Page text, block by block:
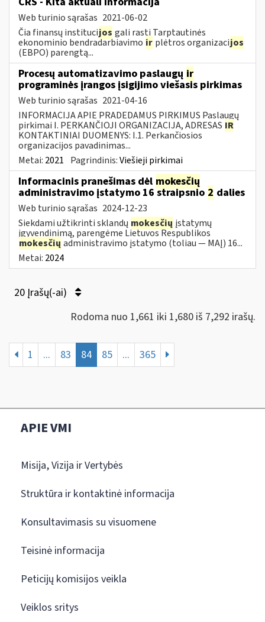
Web turinio sąrašas 2021-06-02
Čia finansų institucijos gali rasti Tarptautinės
ekonominio bendradarbiavimo ir plėtros organizacijos
(EBPO) parengtą...
Procesų automatizavimo paslaugų ir
programinės įrangos įsigijimo viešasis pirkimas
Web turinio sąrašas 2021-04-16
INFORMACIJA APIE PRADEDAMUS PIRKIMUS Paslaugų
pirkimai I. PERKANČIOJI ORGANIZACIJA, ADRESAS IR
KONTAKTINIAI DUOMENYS: I.1. Perkančiosios
organizacijos pavadinimas...
Metai: 2021 Pagrindinis:Viešieji pirkimai
Informacinis pranešimas dėl mokesčių
administravimo įstatymo 16 straipsnio 2 dalies
Web turinio sąrašas 2024-12-23
Siekdami užtikrinti sklandų mokesčių įstatymų
įgyvendinimą, parengėme Lietuvos Respublikos
mokesčių administravimo įstatymo (toliau — MAĮ) 16...
Metai: 2024
20 Įrašų(-ai)
Rodoma nuo 1,661 iki 1,680 iš 7,292 irašų.
1 ... 83 84 85 ... 365
APIE VMI
Misija, Vizija ir Vertybės
Struktūra ir kontaktinė informacija
Konsultavimasis su visuomene
Teisinė informacija
Peticijų komisijos veikla
Veiklos sritys